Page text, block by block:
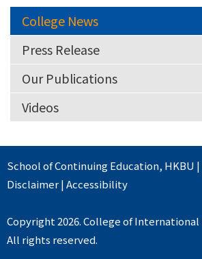
College News
Press Release
Our Publications
Videos
School of Continuing Education, HKBU |
Disclaimer|Accessibility
Copyright 2026. College of International
All rights reserved.